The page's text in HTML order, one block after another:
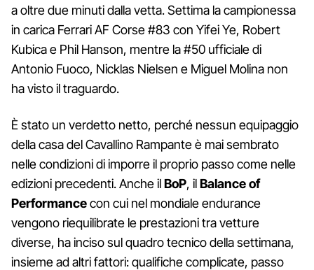
a oltre due minuti dalla vetta. Settima la campionessa
in carica Ferrari AF Corse #83 con Yifei Ye, Robert
Kubica e Phil Hanson, mentre la #50 ufficiale di
Antonio Fuoco, Nicklas Nielsen e Miguel Molina non
ha visto il traguardo.
È stato un verdetto netto, perché nessun equipaggio
della casa del Cavallino Rampante è mai sembrato
nelle condizioni di imporre il proprio passo come nelle
edizioni precedenti. Anche ilBoP, ilBalance of
Performancecon cui nel mondiale endurance
vengono riequilibrate le prestazioni tra vetture
diverse, ha inciso sul quadro tecnico della settimana,
insieme ad altri fattori: qualifiche complicate, passo